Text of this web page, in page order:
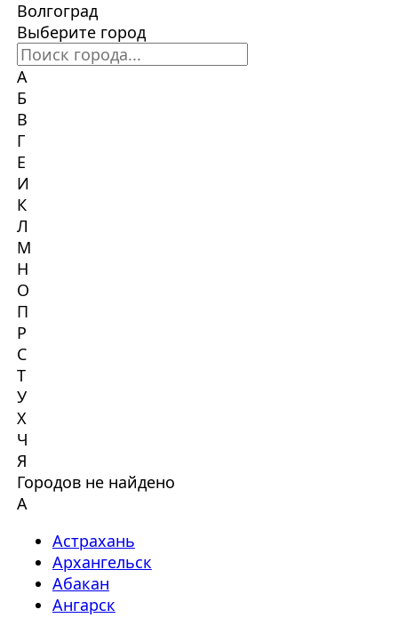
Волгоград
Выберите город
А
Б
В
Г
Е
И
К
Л
М
Н
О
П
Р
С
Т
У
Х
Ч
Я
Городов не найдено
А
Астрахань
Архангельск
Абакан
Ангарск